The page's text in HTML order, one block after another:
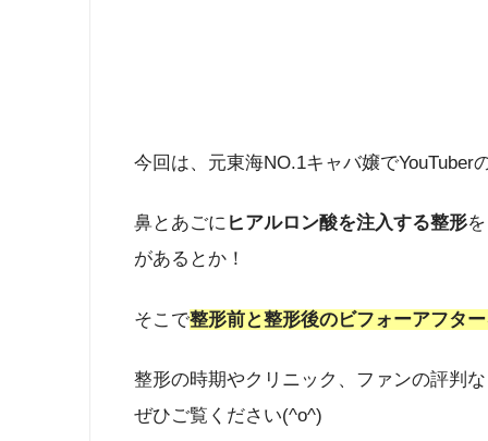
今回は、元東海NO.1キャバ嬢でYouTuber
鼻とあごに ヒアルロン酸を注入する整形
があるとか！
そこで整形前と整形後のビフォーアフタ
整形の時期やクリニック、ファンの評判
ぜひご覧ください(^o^)